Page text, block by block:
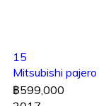
15
Mitsubishi
฿599,000